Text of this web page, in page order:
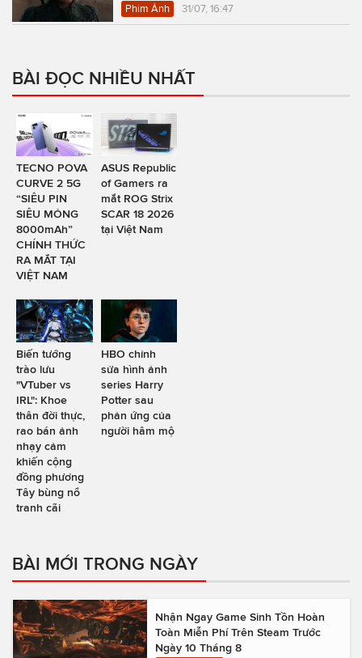
Phim Ảnh 31/07, 16:47
BÀI ĐỌC NHIỀU NHẤT
TECNO POVA
CURVE 2 5G
“SIÊU PIN
SIÊU MỎNG
8000mAh”
CHÍNH THỨC
RA MẮT TẠI
VIỆT NAM
ASUS Republic
of Gamers ra
mắt ROG Strix
SCAR 18 2026
tại Việt Nam
Biến tướng
trào lưu
"VTuber vs
IRL": Khoe
thân đời thực,
rao bán ảnh
nhạy cảm
khiến cộng
đồng phương
Tây bùng nổ
tranh cãi
HBO chỉnh
sửa hình ảnh
series Harry
Potter sau
phản ứng của
người hâm mộ
BÀI MỚI TRONG NGÀY
Nhận Ngay Game Sinh Tồn Hoàn
Toàn Miễn Phí Trên Steam Trước
Ngày 10 Tháng 8